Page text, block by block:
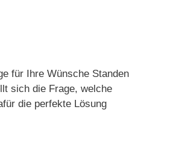
für Ihre Wünsche Standen
sich die Frage, welche
die perfekte Lösung